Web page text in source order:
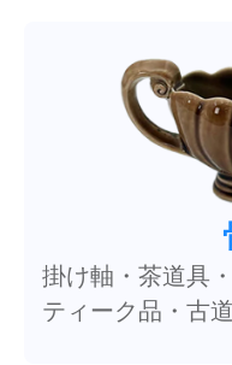
掛け軸・茶道具
ティーク品・古